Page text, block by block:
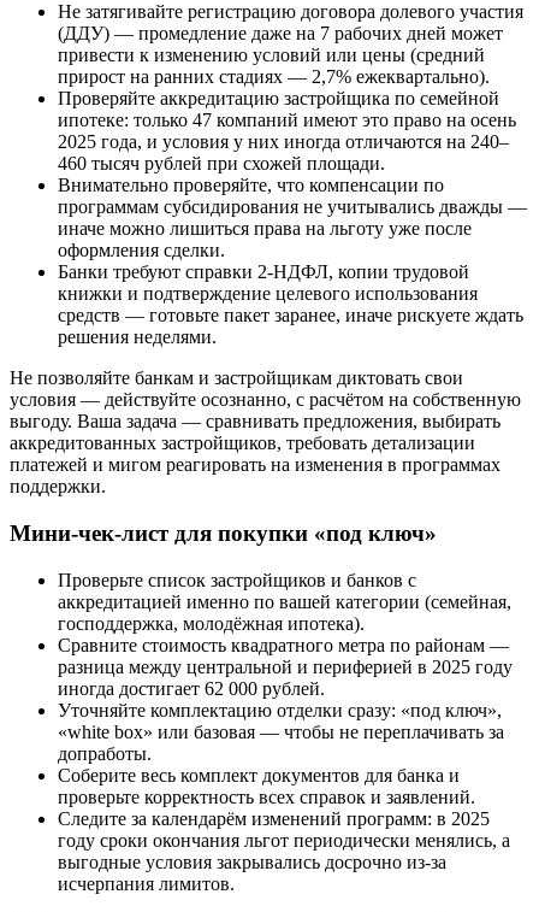
Не затягивайте регистрацию договора долевого участия
(ДДУ) — промедление даже на 7 рабочих дней может
привести к изменению условий или цены (средний
прирост на ранних стадиях — 2,7% ежеквартально).
Проверяйте аккредитацию застройщика по семейной
ипотеке: только 47 компаний имеют это право на осень
2025 года, и условия у них иногда отличаются на 240–
460 тысяч рублей при схожей площади.
Внимательно проверяйте, что компенсации по
программам субсидирования не учитывались дважды —
иначе можно лишиться права на льготу уже после
оформления сделки.
Банки требуют справки 2-НДФЛ, копии трудовой
книжки и подтверждение целевого использования
средств — готовьте пакет заранее, иначе рискуете ждать
решения неделями.
Не позволяйте банкам и застройщикам диктовать свои
условия — действуйте осознанно, с расчётом на собственную
выгоду. Ваша задача — сравнивать предложения, выбирать
аккредитованных застройщиков, требовать детализации
платежей и мигом реагировать на изменения в программах
поддержки.
Мини-чек-лист для покупки «под ключ»
Проверьте список застройщиков и банков с
аккредитацией именно по вашей категории (семейная,
господдержка, молодёжная ипотека).
Сравните стоимость квадратного метра по районам —
разница между центральной и периферией в 2025 году
иногда достигает 62 000 рублей.
Уточняйте комплектацию отделки сразу: «под ключ»,
«white box» или базовая — чтобы не переплачивать за
допработы.
Соберите весь комплект документов для банка и
проверьте корректность всех справок и заявлений.
Следите за календарём изменений программ: в 2025
году сроки окончания льгот периодически менялись, а
выгодные условия закрывались досрочно из-за
исчерпания лимитов.